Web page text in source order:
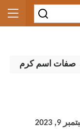
صفات اسم كرم
9, 2023